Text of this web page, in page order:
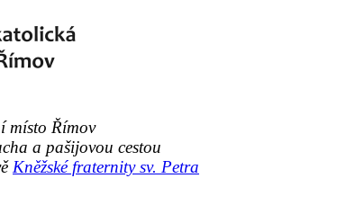
místo Římov
a pašijovou cestou
Kněžské fraternity sv. Petra